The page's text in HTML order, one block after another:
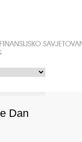
Dan